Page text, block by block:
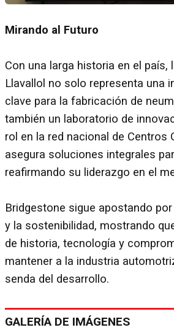
Mirando al Futuro
Con una larga historia en el país,
Llavallol no solo representa una
clave para la fabricación de
también un laboratorio de
rol en la red nacional de Centros
asegura soluciones integrales
reafirmando su liderazgo en el
Bridgestone sigue apostando
y la sostenibilidad, mostrando
de historia, tecnología y
mantener a la industria
senda del desarrollo.
GALERÍA DE IMÁGENES